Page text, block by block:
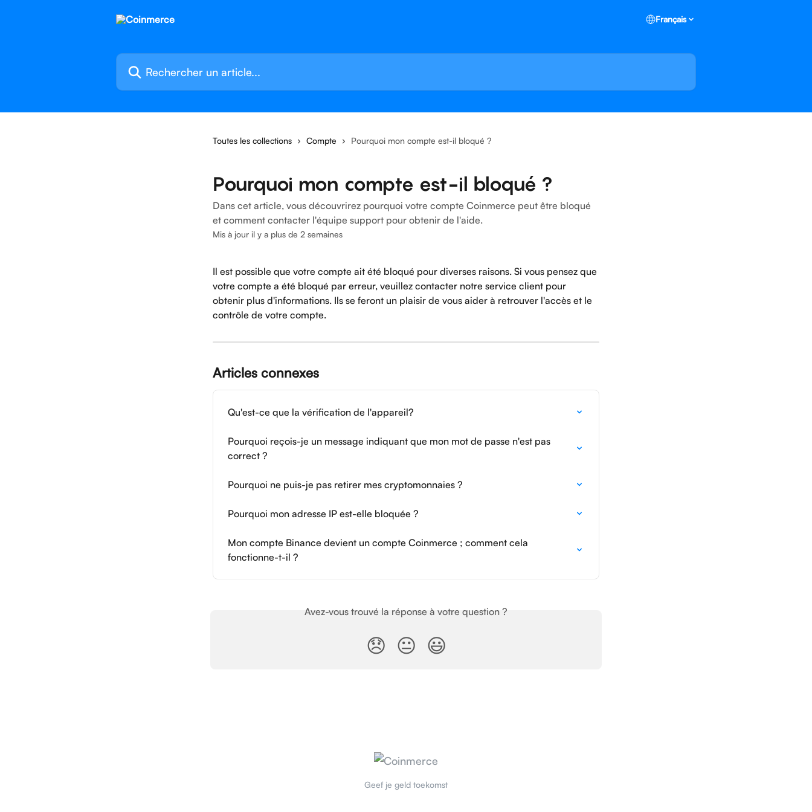
Français
Rechercher un article...
Toutes les collections Compte Pourquoi mon compte est-il bloqué ?
Pourquoi mon compte est-il bloqué ?
Dans cet article, vous découvrirez pourquoi votre compte Coinmerce peut être bloqué
et comment contacter l'équipe support pour obtenir de l'aide.
Mis à jour il y a plus de 2 semaines
Il est possible que votre compte ait été bloqué pour diverses raisons. Si vous pensez que
votre compte a été bloqué par erreur, veuillez contacter notre service client pour
obtenir plus d'informations. Ils se feront un plaisir de vous aider à retrouver l'accès et le
contrôle de votre compte.
Articles connexes
Qu'est-ce que la vérification de l'appareil?
Pourquoi reçois-je un message indiquant que mon mot de passe n'est pas
correct ?
Pourquoi ne puis-je pas retirer mes cryptomonnaies ?
Pourquoi mon adresse IP est-elle bloquée ?
Mon compte Binance devient un compte Coinmerce ; comment cela
fonctionne-t-il ?
Avez-vous trouvé la réponse à votre question ?
😞 😐 😃
Geef je geld toekomst